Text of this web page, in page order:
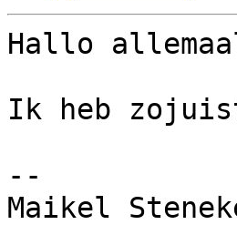
Hallo
Ik heb
--
Maikel